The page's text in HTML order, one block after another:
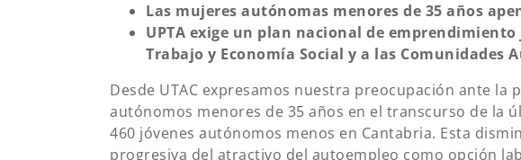
Las mujeres autónomas menores de 35 años
UPTA exige un plan nacional de
Trabajo y Economía Social y a las Comunidades
Desde UTAC expresamos nuestra preocupación ante la
autónomos menores de 35 años en el transcurso de la
460 jóvenes autónomos menos en Cantabria. Esta
progresiva del atractivo del autoempleo como opción